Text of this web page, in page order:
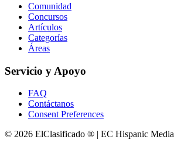
Comunidad
Concursos
Artículos
Categorías
Áreas
Servicio y Apoyo
FAQ
Contáctanos
Consent Preferences
© 2026 ElClasificado ® | EC Hispanic Media